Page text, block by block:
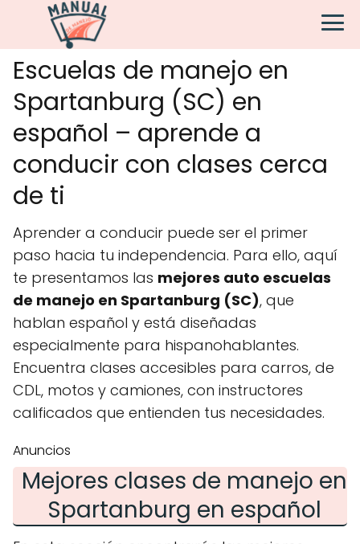
Escuelas de manejo en
Spartanburg (SC) en
español – aprende a
conducir con clases cerca
de ti
Aprender a conducir puede ser el primer
paso hacia tu independencia. Para ello, aquí
te presentamos las mejores auto escuelas
de manejo en Spartanburg (SC), que
hablan español y está diseñadas
especialmente para hispanohablantes.
Encuentra clases accesibles para carros, de
CDL, motos y camiones, con instructores
calificados que entienden tus necesidades.
Anuncios
Mejores clases de manejo en
Spartanburg en español